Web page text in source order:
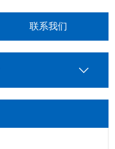
联系我们